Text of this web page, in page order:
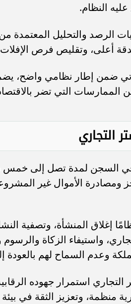
النظام.
الرصد والتحليل المعتمدة
أعلى، وتقليص فرص
ضمن إطار نظامي واضح،
التي تضر
التجاري
في السجن لمدة تصل إلى خمس
ومصادرة الأموال غير
إغلاق المنشأة، وتصفية
واستيفاء الزكاة
وعدم السماح لهم بالعودة
استمرار جهوده
منظمة، وتعزيز الثقة في